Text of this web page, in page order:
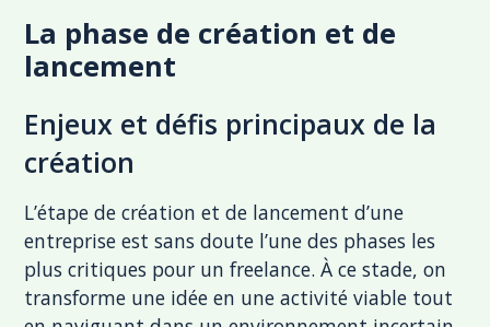
La phase de création et de
lancement
Enjeux et défis principaux de la
création
L’étape de création et de lancement d’une
entreprise est sans doute l’une des phases les
plus critiques pour un freelance. À ce stade, on
transforme une idée en une activité viable tout